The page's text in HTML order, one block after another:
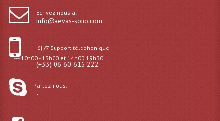
Electronique Commande Light
Blocs De Puissance
Chenillards Modulateurs
Écrivez-nous à:
info@aevas-sono.com
6j /7 Support téléphonique:
--- 10h00 - 13h00 et 14h00 19h30.
(+33) 06 60 616 222
Parlez-nous:
-